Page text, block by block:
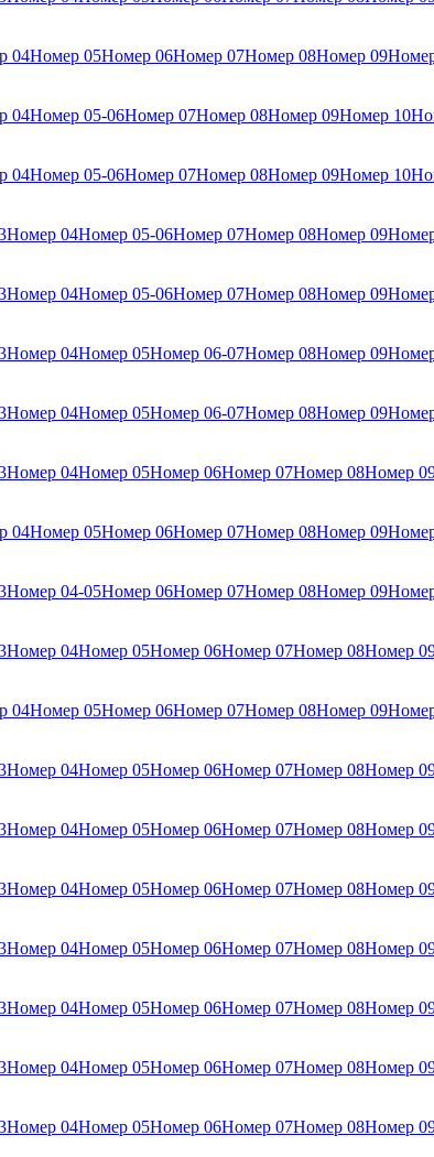
04Номер 05Номер 06Номер 07Номер 08Номер 09
04Номер 05-06Номер 07Номер 08Номер 09Номер 10
04Номер 05-06Номер 07Номер 08Номер 09Номер 10
Номер 04Номер 05-06Номер 07Номер 08Номер 09
Номер 04Номер 05-06Номер 07Номер 08Номер 09
Номер 04Номер 05Номер 06-07Номер 08Номер 09
Номер 04Номер 05Номер 06-07Номер 08Номер 09
Номер 04Номер 05Номер 06Номер 07Номер 08Номер
04Номер 05Номер 06Номер 07Номер 08Номер 09
Номер 04-05Номер 06Номер 07Номер 08Номер 09
Номер 04Номер 05Номер 06Номер 07Номер 08Номер
04Номер 05Номер 06Номер 07Номер 08Номер 09
Номер 04Номер 05Номер 06Номер 07Номер 08Номер
Номер 04Номер 05Номер 06Номер 07Номер 08Номер
Номер 04Номер 05Номер 06Номер 07Номер 08Номер
Номер 04Номер 05Номер 06Номер 07Номер 08Номер
Номер 04Номер 05Номер 06Номер 07Номер 08Номер
Номер 04Номер 05Номер 06Номер 07Номер 08Номер
Номер 04Номер 05Номер 06Номер 07Номер 08Номер